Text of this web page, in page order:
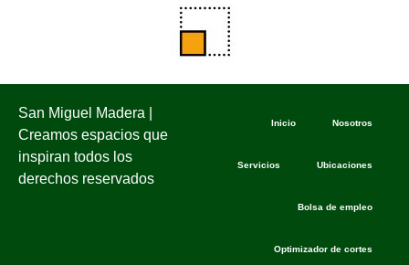
San Miguel Madera |
Creamos espacios que
inspiran todos los
derechos reservados
Inicio Nosotros
Servicios Ubicaciones
Bolsa de empleo
Optimizador de cortes